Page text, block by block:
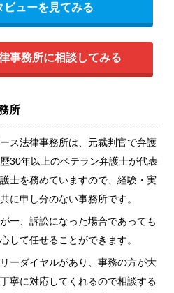
ビューを見てみる
事務所に相談してみる
所
ス法律事務所は、元裁判官で弁護
30年以上のベテラン弁護士が代表
士を務めていますので、経験・実
に申し分のない事務所です。
一、訴訟になった場合であっても
して任せることができます。
ーダイヤルがあり、事務の方が大
寧に対応してくれるので相談する